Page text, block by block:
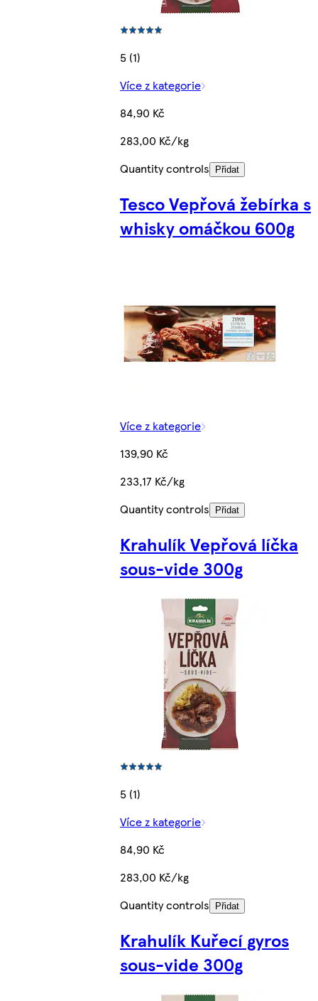
5 (1)
Více z kategorie
84,90 Kč
283,00 Kč/kg
Quantity controls
Přidat
Tesco Vepřová žebírka s
whisky omáčkou 600g
Více z kategorie
139,90 Kč
233,17 Kč/kg
Quantity controls
Přidat
Krahulík Vepřová líčka
sous-vide 300g
5 (1)
Více z kategorie
84,90 Kč
283,00 Kč/kg
Quantity controls
Přidat
Krahulík Kuřecí gyros
sous-vide 300g